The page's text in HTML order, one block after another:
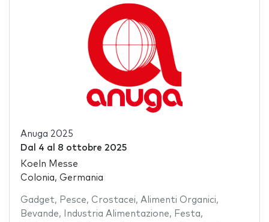
Anuga 2025
Dal 4 al 8 ottobre 2025
Koeln Messe
Colonia, Germania
Gadget, Pesce, Crostacei, Alimenti Organici,
Bevande, Industria Alimentazione, Festa,